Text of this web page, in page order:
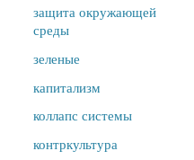
защита окружающей
среды
зеленые
капитализм
коллапс системы
контркультура